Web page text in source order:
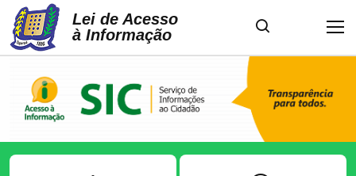
Lei de Acesso
à Informação